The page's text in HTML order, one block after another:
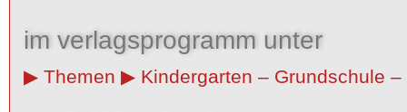
im verlagsprogramm unter
Themen Kindergarten – Grundschule –